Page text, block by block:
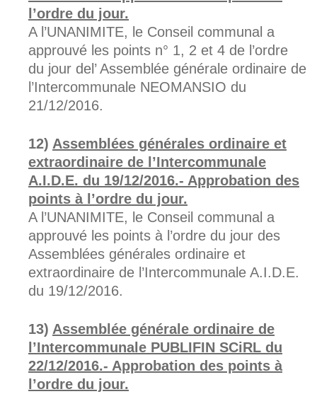
l’ordre du jour.
A l’UNANIMITE, le Conseil communal a
approuvé les points n° 1, 2 et 4 de l’ordre
du jour del’ Assemblée générale ordinaire de
l’Intercommunale NEOMANSIO du
21/12/2016.
Assemblées générales ordinaire et
extraordinaire de l’Intercommunale
A.I.D.E. du 19/12/2016.- Approbation des
points à l’ordre du jour.
A l’UNANIMITE, le Conseil communal a
approuvé les points à l’ordre du jour des
Assemblées générales ordinaire et
extraordinaire de l’Intercommunale A.I.D.E.
du 19/12/2016.
Assemblée générale ordinaire de
l’Intercommunale PUBLIFIN SCiRL du
22/12/2016.- Approbation des points à
l’ordre du jour.